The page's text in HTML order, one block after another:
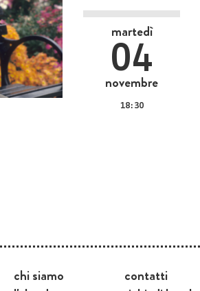
martedì
04
novembre
18:30
chi siamo
contatti